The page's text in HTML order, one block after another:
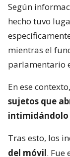
Según
hecho tuvo
mientras el
parlamentario
En ese
sujetos que
intimidándolo
Tras esto, los
del móvil. Fue